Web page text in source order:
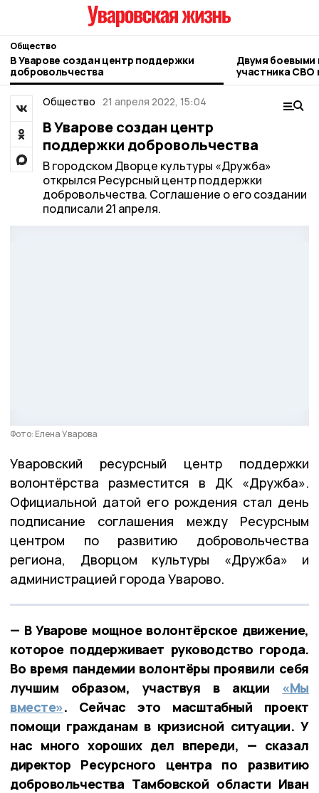
Общество
В Уварове создан центр поддержки
добровольчества
Двумя боевыми
участника СВО
Общество 21 апреля 2022, 15:04
В Уварове создан центр
поддержки добровольчества
В городском Дворце культуры «Дружба»
открылся Ресурсный центр поддержки
добровольчества. Соглашение о его создании
подписали 21 апреля.
Фото: Елена Уварова
Уваровский ресурсный центр поддержки
волонтёрства разместится в ДК «Дружба».
Официальной датой его рождения стал день
подписание соглашения между Ресурсным
центром по развитию добровольчества
региона, Дворцом культуры «Дружба» и
администрацией города Уварово.
— В Уварове мощное волонтёрское движение,
которое поддерживает руководство города.
Во время пандемии волонтёры проявили себя
лучшим образом, участвуя в акции «Мы
вместе». Сейчас это масштабный проект
помощи гражданам в кризисной ситуации. У
нас много хороших дел впереди, — сказал
директор Ресурсного центра по развитию
добровольчества Тамбовской области Иван